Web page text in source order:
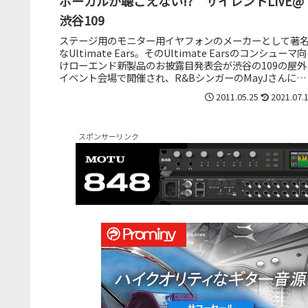
渋谷109
ステージ用のモニター用イヤフォンのメーカーとして著
なUltimate Ears。そのUltimate Earsのコンシューマ向
けローエンド新製品のお披露目発表会が渋谷の109の屋外
イベント会場で開催され、R&BシンガーのMayJさんによ
2011.05.25
スポンサーリンク